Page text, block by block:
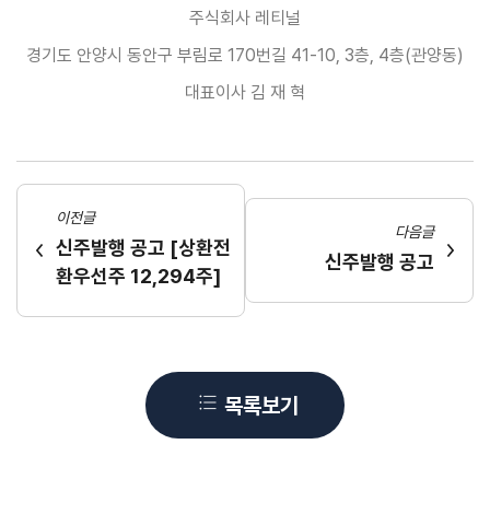
주식회사 레티널
경기도 안양시 동안구 부림로 170번길 41-10, 3층, 4층(관양동)
대표이사 김 재 혁
이전글
신주발행 공고 [상환전
환우선주 12,294주]
다음글
신주발행 공고
목록보기